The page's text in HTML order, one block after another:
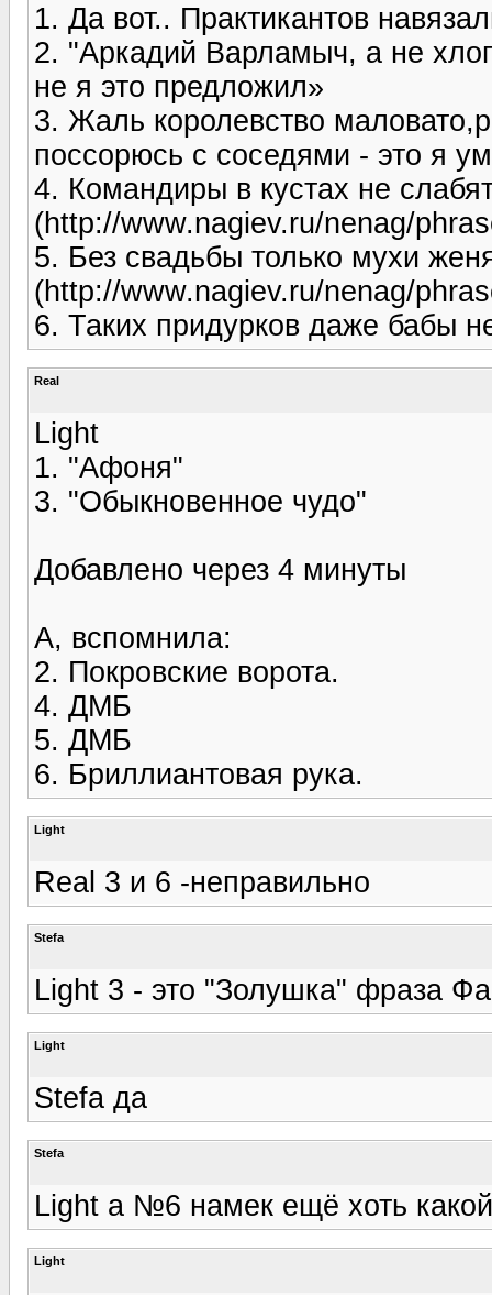
1. Да вот.. Практикантов
2. "Аркадий Варламыч, а не
не я это предложил»
3. Жаль королевство
поссорюсь с соседями - это я
4. Командиры в кустах не
(http://www.nagiev.ru/nenag/
5. Без свадьбы только мухи
(http://www.nagiev.ru/nenag/
6. Таких придурков даже бабы
Real
Light
1. "Афоня"
3. "Обыкновенное чудо"
Добавлено через 4 минуты
А, вспомнила:
2. Покровские ворота.
4. ДМБ
5. ДМБ
6. Бриллиантовая рука.
Light
Real 3 и 6 -неправильно
Stefa
Light 3 - это "Золушка" фраза
Light
Stefa да
Stefa
Light а №6 намек ещё хоть
Light